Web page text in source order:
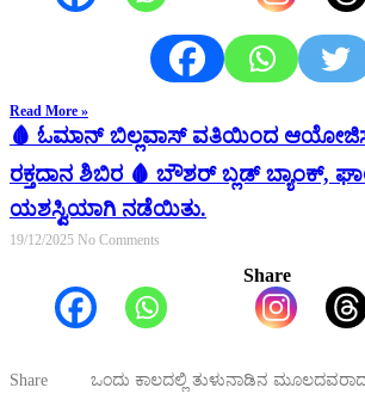
Read More »
🩸 ಓಮಾನ್ ಬಿಲ್ಲವಾಸ್ ವತಿಯಿಂದ
ರಕ್ತದಾನ ಶಿಬಿರ 🩸 ಬೌಶರ್ ಬ್ಲಡ್ ಬ್ಯಾಂಕ್,
ಯಶಸ್ವಿಯಾಗಿ ನಡೆಯಿತು.
19/12/2025 No Comments
Share
Share ಒಂದು ಕಾಲದಲ್ಲಿ ತುಳುನಾಡಿನ ಮೂಲದವರಾದ